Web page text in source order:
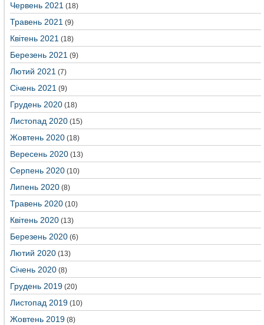
Червень 2021 (18)
Травень 2021 (9)
Квітень 2021 (18)
Березень 2021 (9)
Лютий 2021 (7)
Січень 2021 (9)
Грудень 2020 (18)
Листопад 2020 (15)
Жовтень 2020 (18)
Вересень 2020 (13)
Серпень 2020 (10)
Липень 2020 (8)
Травень 2020 (10)
Квітень 2020 (13)
Березень 2020 (6)
Лютий 2020 (13)
Січень 2020 (8)
Грудень 2019 (20)
Листопад 2019 (10)
Жовтень 2019 (8)